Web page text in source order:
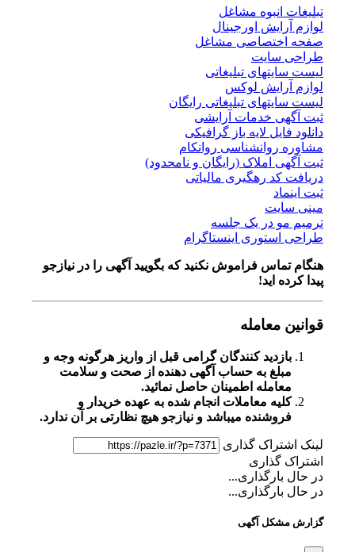
تبلیغات انبوه مشاغل
لوازم آرایش اورجینال
صفحه اختصاصی مشاغل
طراحی سایت
لیست سایتهای تبلیغاتی
لوازم آرایش لوکس
لیست سایتهای تبلیغاتی رایگان
ثبت آگهی خدمات آرایشی
دانلود فایل لایه باز گرافیکی
مشاوره روانشناسی روانکام
ثبت آگهی املاک (رایگان و نامحدود)
دریافت کد رهگیری مالیاتی
ثبت اینماد
مینی سایت
ترمیم مو در یک جلسه
طراحی استوری اینستاگرام
هنگام تماس فراموش نکنید که بگویید آگهی را در نیازجو
پیدا کرده اید!
قوانین معامله
بازدید کنندگان گرامی قبل از واریز هرگونه وجه و
مبلغ به حساب آگهی دهنده از صحت و سلامت
معامله اطمینان حاصل نمائید.
کلیه معاملات انجام شده به عهده خریدار و
فروشنده میباشد و نیازجو هیچ نظارتی بر آن ندارد.
لینک اشتراک گذاری
اشتراک گذاری
در حال بارگذاری...
در حال بارگذاری...
گزارش مشکل آگهی